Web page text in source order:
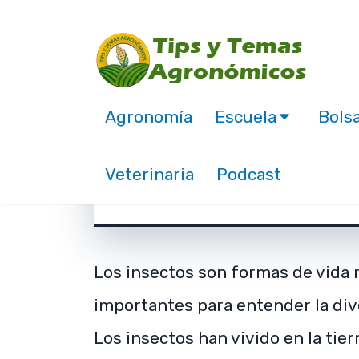
Agronomía Escuela
Veterinaria Podcast
marzo 20, 2019
Los insectos son formas de
importantes para entender la
Los insectos han vivido en la